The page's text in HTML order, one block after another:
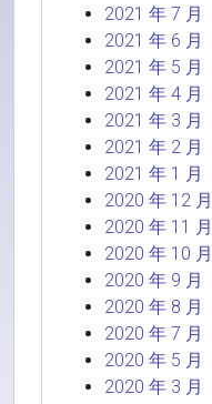
2021 年 7 月
2021 年 6 月
2021 年 5 月
2021 年 4 月
2021 年 3 月
2021 年 2 月
2021 年 1 月
2020 年 12 月
2020 年 11 月
2020 年 10 月
2020 年 9 月
2020 年 8 月
2020 年 7 月
2020 年 5 月
2020 年 3 月